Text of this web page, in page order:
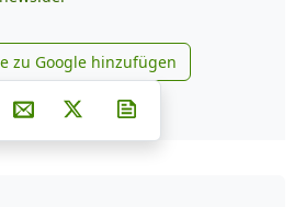
news.de zu Google
zu Google hinzufügen
Teilen auf Facebook
Teilen auf Whatsapp
Teilen auf Telegram
auf Pinterest
Per E-Mail teilen
Post auf X